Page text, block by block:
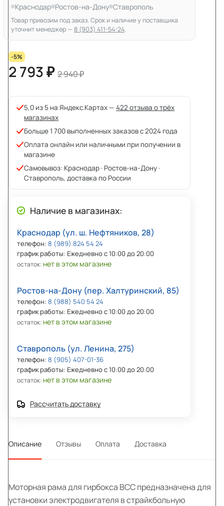
Краснодар Ростов-на-Дону Ставрополь
Товар привозим под заказ. Срок и наличие у поставщика
уточнит менеджер — 8 (903) 411-54-24.
-5%
2 793 ₽ 2 940 ₽
5,0 из 5 на Яндекс.Картах — 422 отзыва о трёх
магазинах
Больше 1 700 выполненных заказов с 2024 года
Оплата онлайн или наличными при получении в
магазине
Самовывоз: Краснодар · Ростов-на-Дону ·
Ставрополь, доставка по России
Наличие в магазинах:
Краснодар (ул. ш. Нефтяников, 28)
телефон: 8 (989) 824 54 24
график работы: Ежедневно с 10:00 до 20:00
остаток: нет в этом магазине
Ростов-на-Дону (пер. Халтуринский, 85)
телефон: 8 (988) 540 54 24
график работы: Ежедневно с 10:00 до 20:00
остаток: нет в этом магазине
Ставрополь (ул. Ленина, 275)
телефон: 8 (905) 407-01-36
график работы: Ежедневно с 10:00 до 20:00
остаток: нет в этом магазине
Рассчитать доставку
Описание Отзывы Оплата Доставка
Моторная рама для гирбокса ВСС предназначена для
установки электродвигателя в страйкбольную